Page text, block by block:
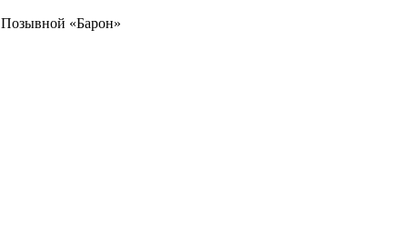
Позывной «Барон»